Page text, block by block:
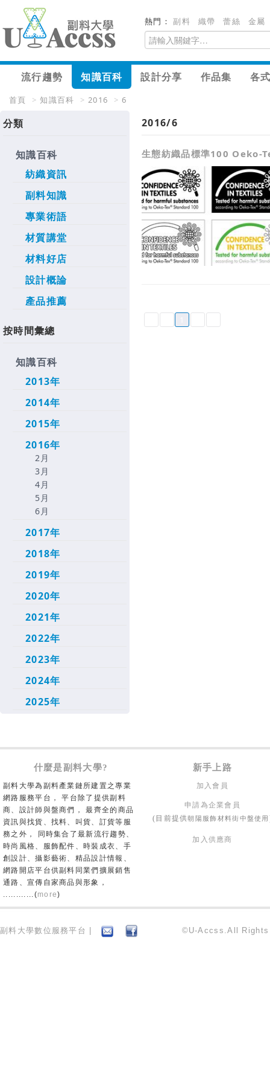
熱門：副料 織帶 蕾絲 金屬
流行趨勢 知識百科 設計分享 作品集 各
首頁 > 知識百科 > 2016 > 6
分類
知識百科
紡織資訊
副料知識
專業術語
材質講堂
材料好店
設計概論
產品推薦
按時間彙總
知識百科
2013年
2014年
2015年
2016年
2月
3月
4月
5月
6月
2017年
2018年
2019年
2020年
2021年
2022年
2023年
2024年
2025年
2016/6
生態紡織品標準100
什麼是副料大學? 新手上路
副料大學為副料產業鏈所建置之專業
網路服務平台， 平台除了提供副料
商、設計師與盤商們， 最齊全的商品
資訊與找貨、找料、叫貨、訂貨等服
務之外， 同時集合了最新流行趨勢、
時尚風格、服飾配件、時裝成衣、手
創設計、攝影藝術、精品設計情報、
網路開店平台供副料同業們擴展銷售
通路、宣傳自家商品與形象，
............(more)
加入會員
申請為企業會員
(目前提供朝陽服飾材料街中盤使用
加入供應商
副料大學數位服務平台 | ©U-Accss.All Rights